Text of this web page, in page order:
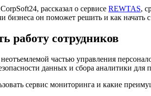
рассказал о сервисе REWTAS,
бизнеса он поможет решить и как начать
работу сотрудников
частью управления
данных и сбора аналитики
сервис мониторинга и какие